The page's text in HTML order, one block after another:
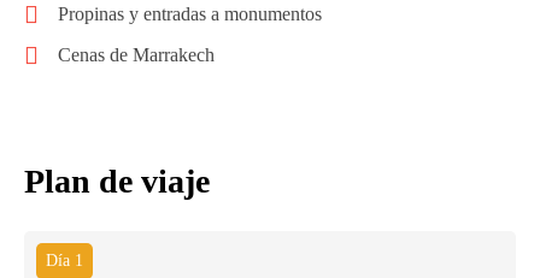
Propinas y entradas a monumentos
Cenas de Marrakech
Plan de viaje
Día 1